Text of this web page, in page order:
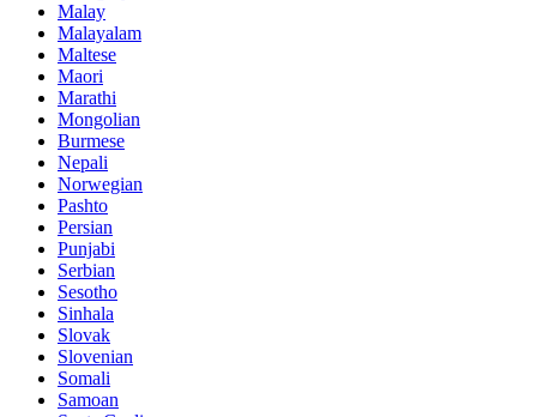
Malay
Malayalam
Maltese
Maori
Marathi
Mongolian
Burmese
Nepali
Norwegian
Pashto
Persian
Punjabi
Serbian
Sesotho
Sinhala
Slovak
Slovenian
Somali
Samoan